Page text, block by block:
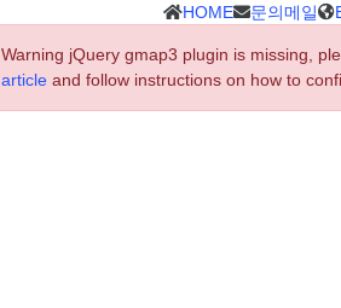
HOME 문의메일
Warning jQuery gmap3 plugin is missing,
article and follow instructions on how to